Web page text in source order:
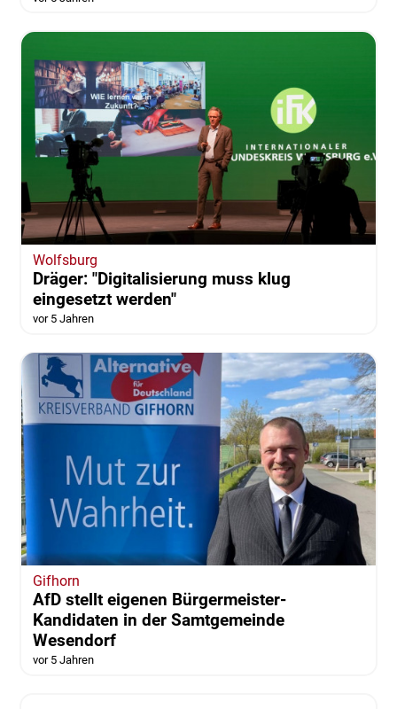
Wolfsburg
Dräger: "Digitalisierung muss klug
eingesetzt werden"
vor 5 Jahren
Gifhorn
AfD stellt eigenen Bürgermeister-
Kandidaten in der Samtgemeinde
Wesendorf
vor 5 Jahren